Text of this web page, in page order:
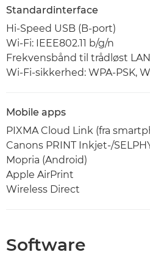
Standardinterface
Hi-Speed USB (B-port)
Wi-Fi: IEEE802.11 b/g/n
Frekvensbånd til trådløst
Wi-Fi-sikkerhed: WPA-PSK,
Mobile apps
PIXMA Cloud Link (fra
Canons PRINT Inkjet-/
Mopria (Android)
Apple AirPrint
Wireless Direct
Software